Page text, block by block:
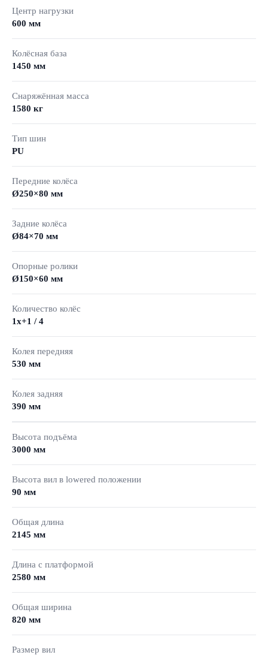
Центр нагрузки
600 мм
Колёсная база
1450 мм
Снаряжённая масса
1580 кг
Тип шин
PU
Передние колёса
Ø250×80 мм
Задние колёса
Ø84×70 мм
Опорные ролики
Ø150×60 мм
Количество колёс
1x+1 / 4
Колея передняя
530 мм
Колея задняя
390 мм
Высота подъёма
3000 мм
Высота вил в lowered положении
90 мм
Общая длина
2145 мм
Длина с платформой
2580 мм
Общая ширина
820 мм
Размер вил